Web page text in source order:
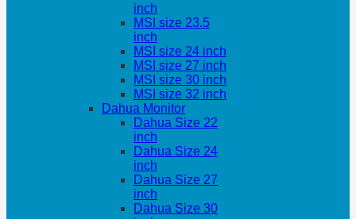
inch
MSI size 23.5
inch
MSI size 24 inch
MSI size 27 inch
MSI size 30 inch
MSI size 32 inch
Dahua Monitor
Dahua Size 22
inch
Dahua Size 24
inch
Dahua Size 27
inch
Dahua Size 30